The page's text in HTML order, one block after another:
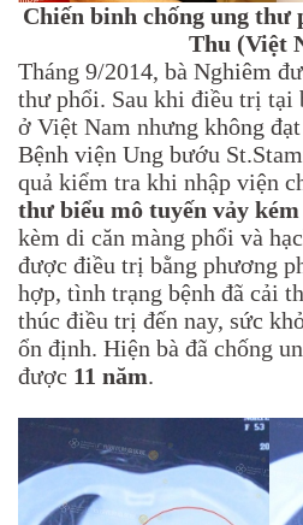
Chiến binh chống ung thư
Thu (Việt
Tháng 9/2014, bà Nghiêm
thư phổi. Sau khi điều trị tại
ở Việt Nam nhưng không
Bệnh viện Ung bướu
quả kiểm tra khi nhập viện
thư biểu mô tuyến vảy
kèm di căn màng phổi và
được điều trị bằng phương
hợp, tình trạng bệnh đã cải
thúc điều trị đến nay, sức
ổn định. Hiện bà đã chống
được 11 năm.